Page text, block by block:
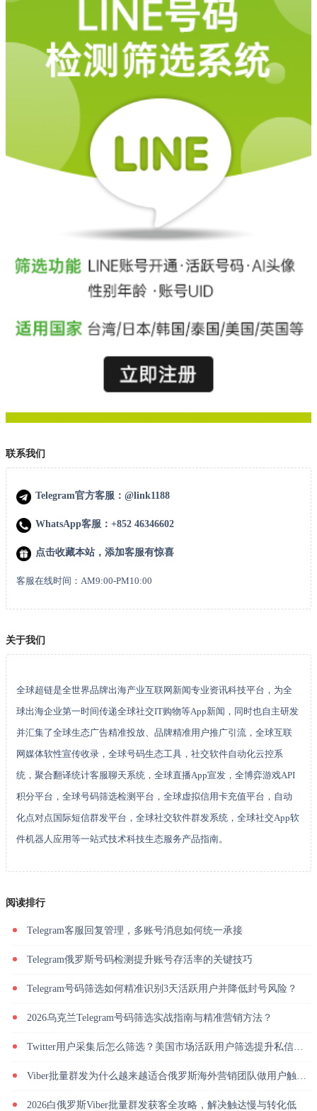
联系我们
Telegram官方客服：@link1188
WhatsApp客服：+852 46346602
点击收藏本站，添加客服有惊喜
客服在线时间：AM9:00-PM10:00
关于我们
全球超链是全世界品牌出海产业互联网新闻专业资讯科技平台，为全
球出海企业第一时间传递全球社交IT购物等App新闻，同时也自主研发
并汇集了全球生态广告精准投放、品牌精准用户推广引流，全球互联
网媒体软性宣传收录，全球号码生态工具，社交软件自动化云控系
统，聚合翻译统计客服聊天系统，全球直播App宣发，全博弈游戏API
积分平台，全球号码筛选检测平台，全球虚拟信用卡充值平台，自动
化点对点国际短信群发平台，全球社交软件群发系统，全球社交App软
件机器人应用等一站式技术科技生态服务产品指南。
阅读排行
Telegram客服回复管理，多账号消息如何统一承接
Telegram俄罗斯号码检测提升账号存活率的关键技巧
Telegram号码筛选如何精准识别3天活跃用户并降低封号风险？
2026乌克兰Telegram号码筛选实战指南与精准营销方法？
Twitter用户采集后怎么筛选？美国市场活跃用户筛选提升私信回复率
Viber批量群发为什么越来越适合俄罗斯海外营销团队做用户触达？
2026白俄罗斯Viber批量群发获客全攻略，解决触达慢与转化低